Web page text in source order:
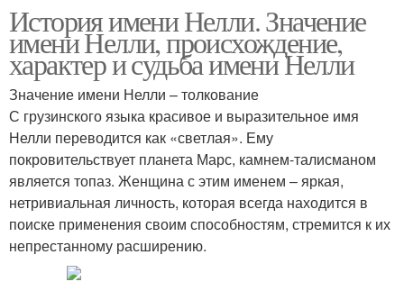
История имени Нелли. Значение
имени Нелли, происхождение,
характер и судьба имени Нелли
Значение имени Нелли – толкование
С грузинского языка красивое и выразительное имя
Нелли переводится как «светлая». Ему
покровительствует планета Марс, камнем-талисманом
является топаз. Женщина с этим именем – яркая,
нетривиальная личность, которая всегда находится в
поиске применения своим способностям, стремится к их
непрестанному расширению.